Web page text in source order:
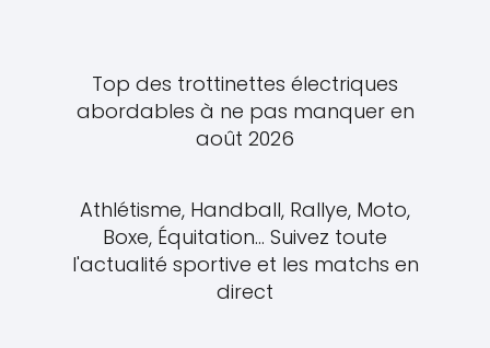
Top des trottinettes électriques
abordables à ne pas manquer en
août 2026
Athlétisme, Handball, Rallye, Moto,
Boxe, Équitation... Suivez toute
l'actualité sportive et les matchs en
direct